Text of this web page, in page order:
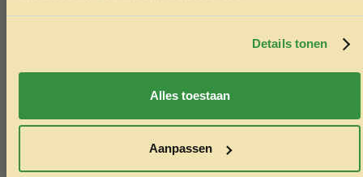
Details tonen
Alles toestaan
Aanpassen
niet wat u zoekt? Menno kan het vaak voor u bestellen.
Whatsapp
Door je in te schrijven ga je akkoord met het ontvangen van
Nee, ik wil geen korting